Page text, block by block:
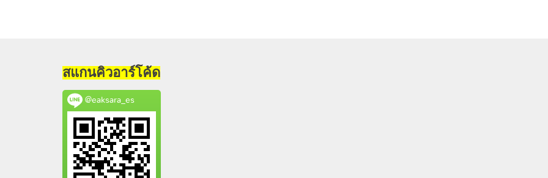
สแกนคิวอาร์โค้ด
@eaksara_es